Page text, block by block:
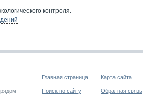
контроля.
Главная страница Карта сайта
Поиск по сайту Обратная связь